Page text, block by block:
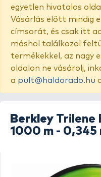
egyetlen hivatalos
Vásárlás előtt mindig
címsorát, és csak itt
máshol találkozol
termékekkel, az nagy
oldalon ne vásárolj,
a pult@haldorado.hu
Berkley Trilene
1000 m - 0,345